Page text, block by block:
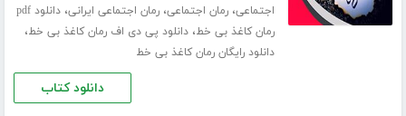
اجتماعی،رمان اجتماعی،رمان اجتماعی ایرانی،
دانلود pdf
رمان کاغذ بی خط،دانلود پی دی اف رمان کاغذ بی خط،
دانلود رایگان رمان کاغذ بی خط
دانلود کتاب